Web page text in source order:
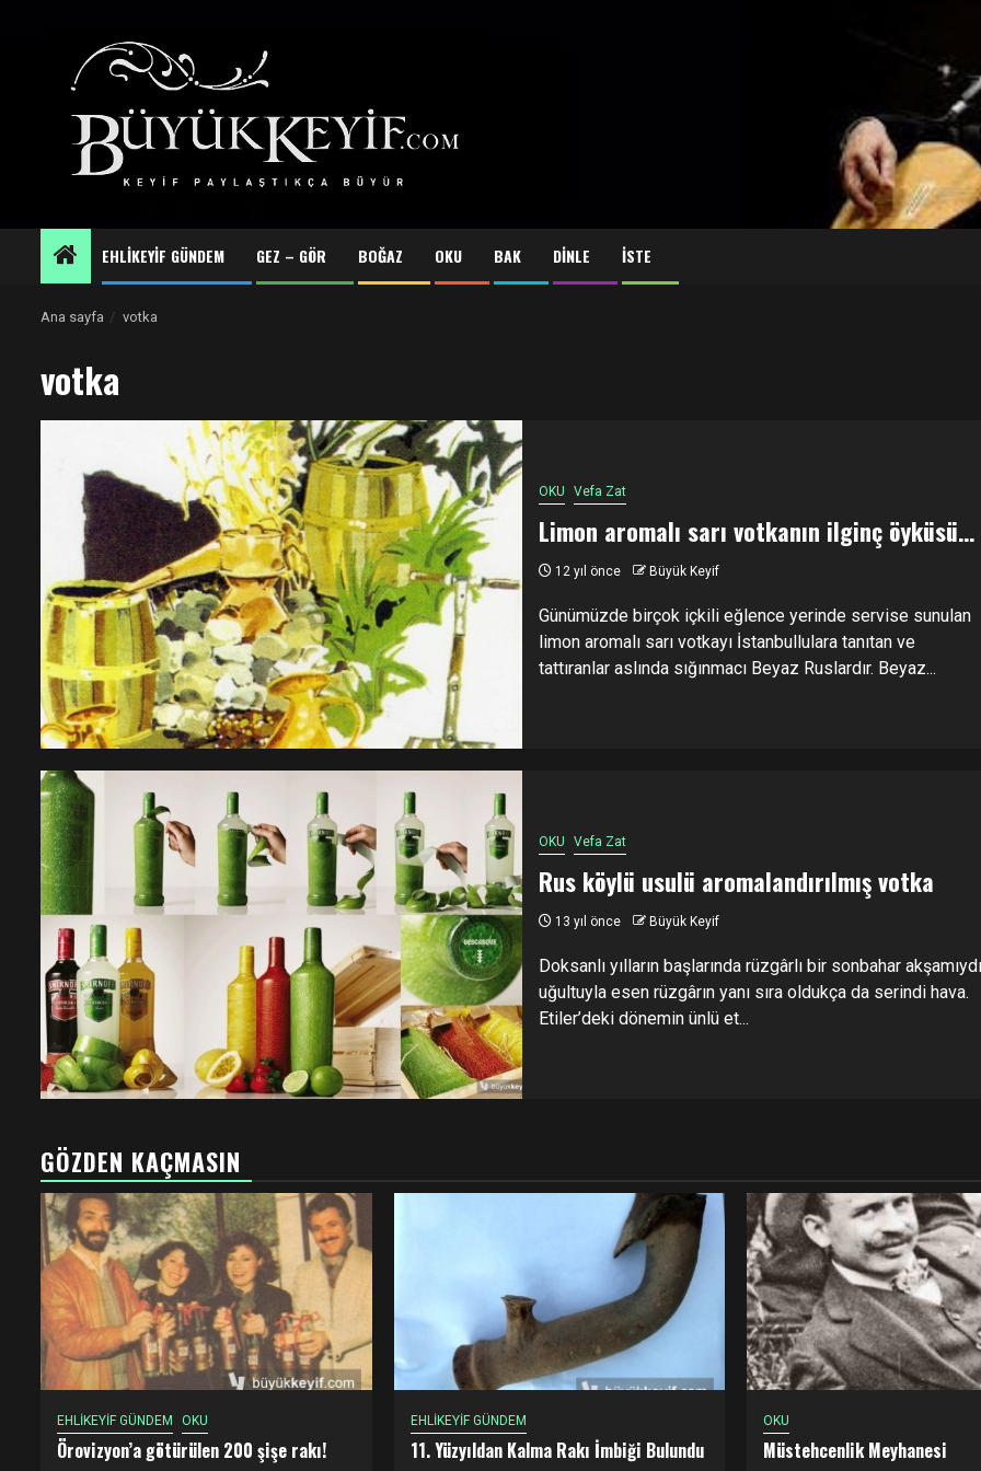
EHLİKEYİF GÜNDEM GEZ – GÖR BOĞAZ OKU BAK DİNLE İSTE
Ana sayfa votka
votka
OKU Vefa Zat
Limon aromalı sarı votkanın ilginç öyküsü…
12 yıl önce Büyük Keyif
Günümüzde birçok içkili eğlence yerinde servise sunulan
limon aromalı sarı votkayı İstanbullulara tanıtan ve
tattıranlar aslında sığınmacı Beyaz Ruslardır. Beyaz...
OKU Vefa Zat
Rus köylü usulü aromalandırılmış votka
13 yıl önce Büyük Keyif
Doksanlı yılların başlarında rüzgârlı bir sonbahar
uğultuyla esen rüzgârın yanı sıra oldukça da serindi hava.
Etiler’deki dönemin ünlü et...
GÖZDEN KAÇMASIN
EHLİKEYİF GÜNDEM OKU
Örovizyon’a götürülen 200 şişe rakı!
EHLİKEYİF GÜNDEM
11. Yüzyıldan Kalma Rakı İmbiği Bulundu
OKU
Müstehcenlik Meyhanesi